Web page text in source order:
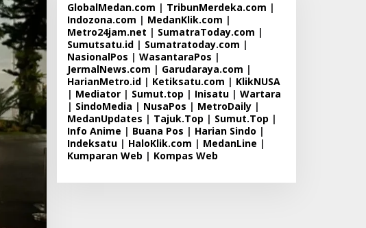
GlobalMedan.com | TribunMerdeka.com |
Indozona.com | MedanKlik.com |
Metro24jam.net | SumatraToday.com |
Sumutsatu.id| Sumatratoday.com |
NasionalPos | WasantaraPos |
JermalNews.com | Garudaraya.com |
HarianMetro.id| Ketiksatu.com | KlikNUSA
| Mediator| Sumut.top | Inisatu| Wartara
| SindoMedia | NusaPos | MetroDaily|
MedanUpdates | Tajuk.Top | Sumut.Top |
Info Anime | Buana Pos | Harian Sindo |
Indeksatu| HaloKlik.com | MedanLine |
Kumparan Web | Kompas Web